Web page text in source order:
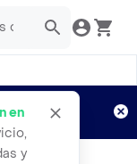
en
y
Aplican TyC